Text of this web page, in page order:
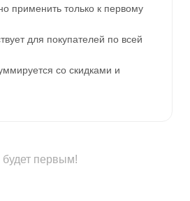
применить только к первому
для покупателей по всей
со скидками и
первым!